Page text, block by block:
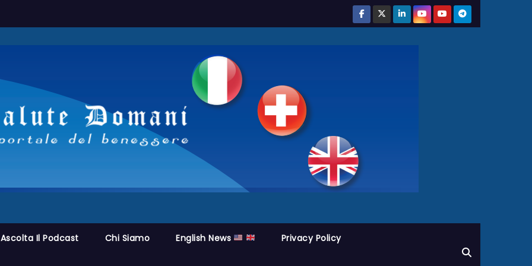
Ascolta Il Podcast Chi Siamo English News Privacy Policy